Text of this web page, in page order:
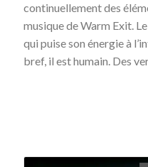
continuellement des
musique de Warm Exit.
qui puise son énergie à
bref, il est humain. Des